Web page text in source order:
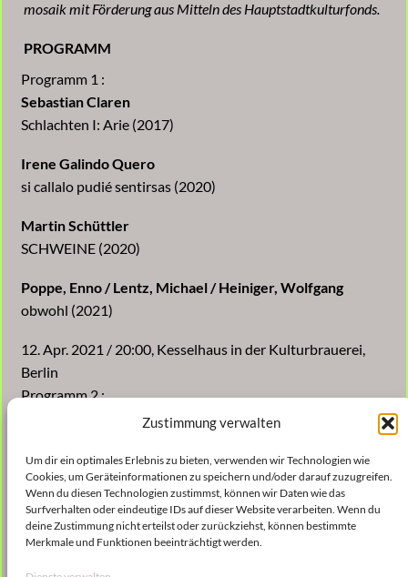
Zustimmung verwalten
Um dir ein optimales Erlebnis zu bieten, verwenden wir Technologien wie
Cookies, um Geräteinformationen zu speichern und/oder darauf zuzugreifen.
Wenn du diesen Technologien zustimmst, können wir Daten wie das
Surfverhalten oder eindeutige IDs auf dieser Website verarbeiten. Wenn du
deine Zustimmung nicht erteilst oder zurückziehst, können bestimmte
Merkmale und Funktionen beeinträchtigt werden.
mosaik mit Förderung aus Mitteln des Hauptstadtkulturfonds.
PROGRAMM
Programm 1 :
Sebastian Claren
Schlachten I: Arie (2017)
Irene Galindo Quero
si callalo pudié sentirsas (2020)
Martin Schüttler
SCHWEINE (2020)
Poppe, Enno / Lentz, Michael / Heiniger, Wolfgang
obwohl (2021)
12. Apr. 2021 / 20:00, Kesselhaus in der Kulturbrauerei,
Berlin
Programm 2 :
Irene Galindo Quero
si callalo pudié sentirsas (2020)
Martin Schüttler